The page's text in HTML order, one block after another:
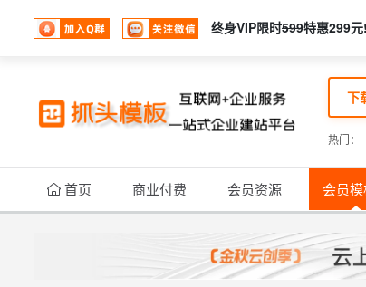
终身VIP限时599特惠299
下
热门：
首页 商业付费 会员资源 会员模